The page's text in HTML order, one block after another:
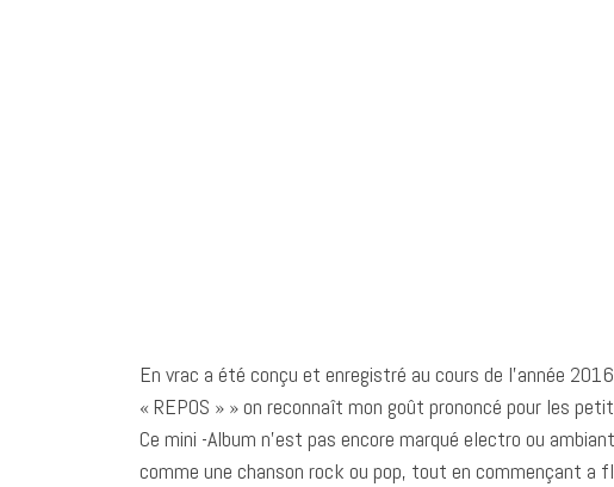
En vrac a été conçu et enregistré au cours de l’année
« REPOS » » on reconnaît mon goût prononcé pour les
Ce mini -Album n’est pas encore marqué electro ou
comme une chanson rock ou pop, tout en commençant a